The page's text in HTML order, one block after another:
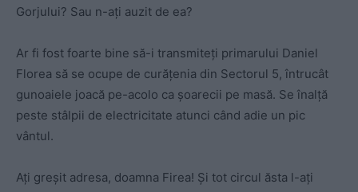
Gorjului? Sau n-ați auzit de ea?
Ar fi fost foarte bine să-i transmiteți primarului Daniel
Florea să se ocupe de curățenia din Sectorul 5, întrucât
gunoaiele joacă pe-acolo ca șoarecii pe masă. Se înalță
peste stâlpii de electricitate atunci când adie un pic
vântul.
Ați greșit adresa, doamna Firea! Și tot circul ăsta l-ați